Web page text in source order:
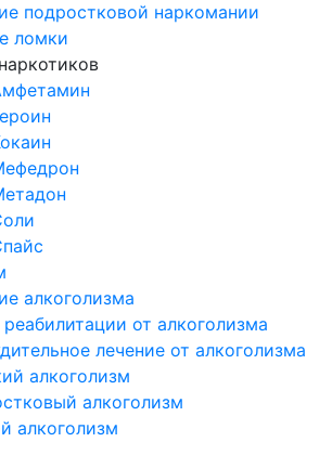
подростковой наркомании
ломки
алкоголизма
от алкоголизма
лечение от алкоголизма
алкоголизм
алкоголизм
алкоголизм